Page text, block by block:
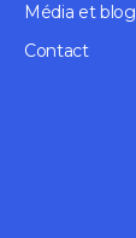
Média et blog
Contact